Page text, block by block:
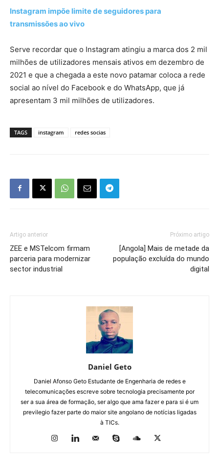
Instagram impõe limite de seguidores para
transmissões ao vivo
Serve recordar que o Instagram atingiu a marca dos 2 mil
milhões de utilizadores mensais ativos em dezembro de
2021 e que a chegada a este novo patamar coloca a rede
social ao nível do Facebook e do WhatsApp, que já
apresentam 3 mil milhões de utilizadores.
TAGS instagram redes socias
Artigo anterior
ZEE e MSTelcom firmam
parceria para modernizar
sector industrial
Próximo artigo
[Angola] Mais de metade da
população excluída do mundo
digital
Daniel Geto
Daniel Afonso Geto Estudante de Engenharia de redes e
telecomunicações escreve sobre tecnologia precisamente por
ser a sua área de formação, ser algo que ama fazer e para si é um
previlegio fazer parte do maior site angolano de notícias ligadas
à TICs.